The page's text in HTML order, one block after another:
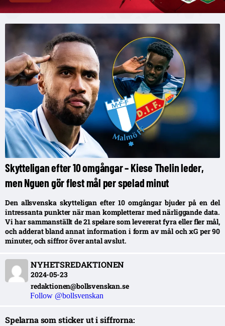
Skytteligan efter 10 omgångar – Kiese Thelin leder,
men Nguen gör flest mål per spelad minut
Den allsvenska skytteligan efter 10 omgångar bjuder på en del
intressanta punkter när man kompletterar med närliggande data.
Vi har sammanställt de 21 spelare som levererat fyra eller fler mål,
och adderat bland annat information i form av mål och xG per 90
minuter, och siffror över antal avslut.
NYHETSREDAKTIONEN
2024-05-23
redaktionen@bollsvenskan.se
Follow @bollsvenskan
Spelarna som sticker ut i siffrorna: